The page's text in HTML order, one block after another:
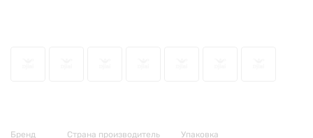
Бренд Страна производитель Упаковка